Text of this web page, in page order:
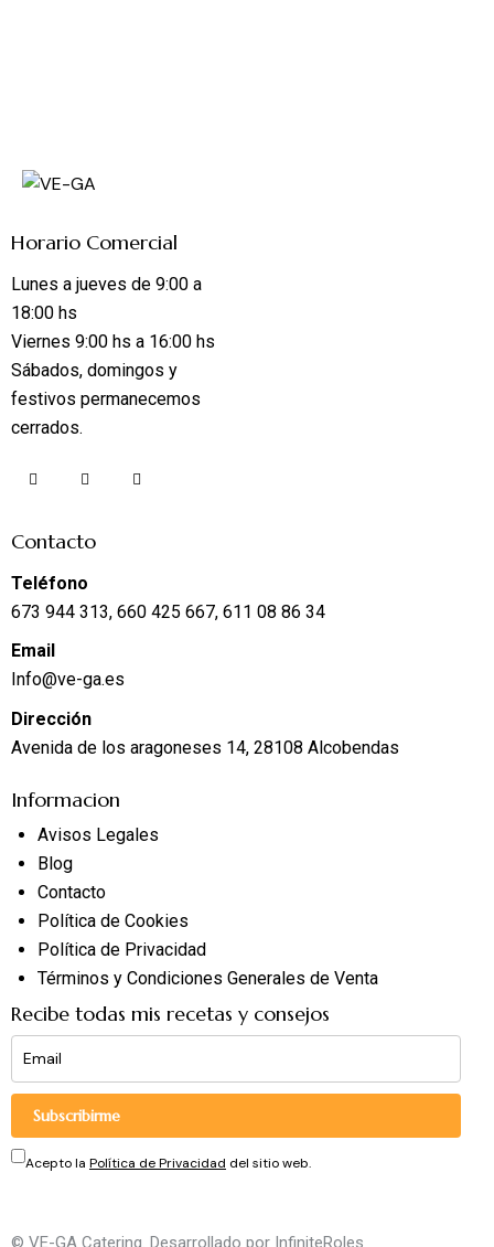
Horario Comercial
Lunes a jueves de 9:00 a
18:00 hs
Viernes 9:00 hs a 16:00 hs
Sábados, domingos y
festivos permanecemos
cerrados.
Contacto
Teléfono
673 944 313, 660 425 667, 611 08 86 34
Email
Info@ve-ga.es
Dirección
Avenida de los aragoneses 14, 28108 Alcobendas
Informacion
Avisos Legales
Blog
Contacto
Política de Cookies
Política de Privacidad
Términos y Condiciones Generales de Venta
Recibe todas mis recetas y consejos
Subscribirme
Acepto la Política de Privacidad del sitio web.
© VE-GA Catering. Desarrollado por InfiniteRoles